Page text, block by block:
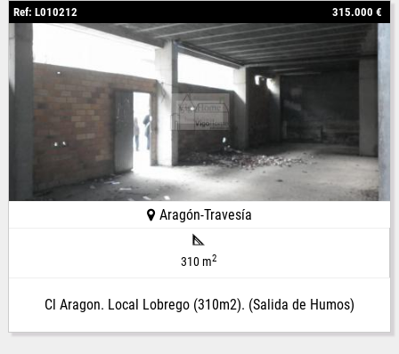
Ref: L010212 315.000 €
Aragón-Travesía
310 m2
Cl Aragon. Local Lobrego (310m2). (Salida de Humos)